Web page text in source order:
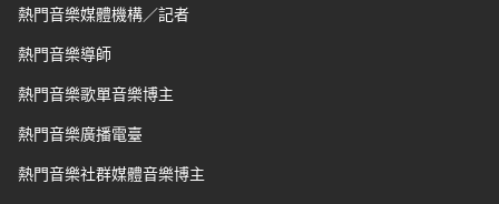
熱門音樂媒體機構／記者
熱門音樂導師
熱門音樂歌單音樂博主
熱門音樂廣播電臺
熱門音樂社群媒體音樂博主